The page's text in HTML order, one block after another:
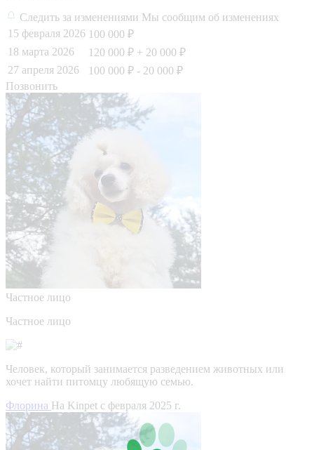
Следить за изменениями Мы сообщим об изменениях
15 февраля 2026 100 000 ₽
18 марта 2026
120 000 ₽ + 20 000 ₽
27 апреля 2026
100 000 ₽ - 20 000 ₽
Позвонить
Частное лицо
Частное лицо
Человек, который занимается разведением животных или
хочет найти питомцу любящую семью.
Флорина На Kinpet c февраля 2025 г.